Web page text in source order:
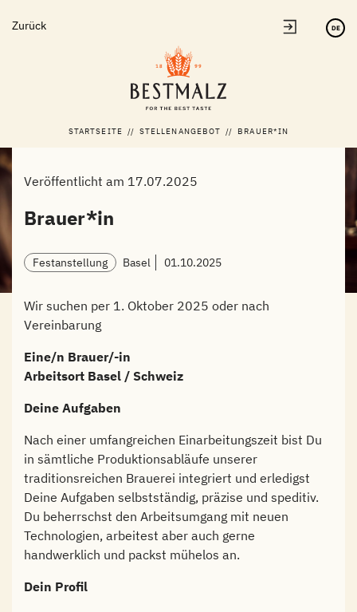
Inhalt
Zurück DE
STARTSEITE // STELLENANGEBOT // BRAUER*IN
Veröffentlicht am 17.07.2025
Brauer*in
Festanstellung Basel 01.10.2025
Wir suchen per 1. Oktober 2025 oder nach
Vereinbarung
Eine/n Brauer/-in
Arbeitsort Basel / Schweiz
Deine Aufgaben
Nach einer umfangreichen Einarbeitungszeit bist Du
in sämtliche Produktionsabläufe unserer
traditionsreichen Brauerei integriert und erledigst
Deine Aufgaben selbstständig, präzise und speditiv.
Du beherrschst den Arbeitsumgang mit neuen
Technologien, arbeitest aber auch gerne
handwerklich und packst mühelos an.
Dein Profil